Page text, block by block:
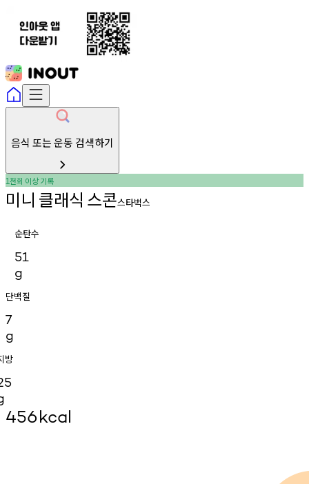
음식 또는 운동 검색하기
1천회 이상기록
미니 클래식 스콘스타벅스
순탄수
51
g
단백질
7
g
방
456kcal